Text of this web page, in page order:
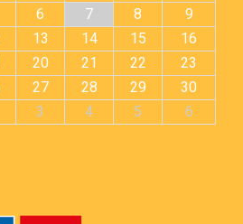
6 7 8
9
13 14 15
16
20 21 22
23
27 28 29
30
3 4 5 6